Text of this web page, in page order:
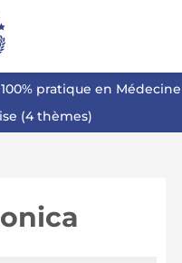
pratique en Médecine
(4 thèmes)